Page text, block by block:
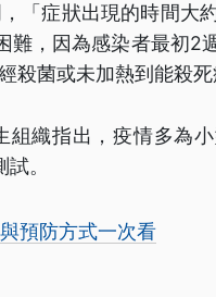
「症狀出現的時間大
難，因為感染者最初2
殺菌或未加熱到能殺死
織指出，疫情多為
。
預防方式一次看